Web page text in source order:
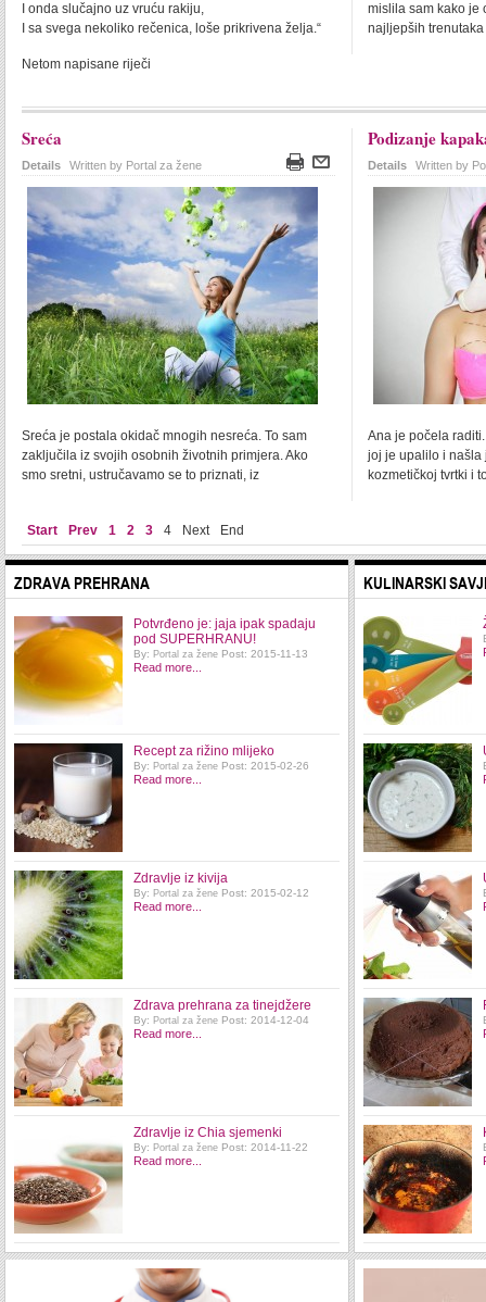
I onda slučajno uz vruću rakiju,
I sa svega nekoliko rečenica, loše prikrivena želja.“
Netom napisane riječi
mislila sam kako je
najljepših trenutaka
Sreća
Details Written by Portal za žene
Sreća je postala okidač mnogih nesreća. To sam
zaključila iz svojih osobnih životnih primjera. Ako
smo sretni, ustručavamo se to priznati, iz
Podizanje
Details Written by
Ana je počela
joj je upalilo i našla
kozmetičkoj tvrtki i
Start Prev 1 2 3 4 Next End
ZDRAVA PREHRANA
Potvrđeno je: jaja ipak spadaju
pod SUPERHRANU!
By: Portal za žene Post: 2015-11-13
Read more...
Recept za rižino mlijeko
By: Portal za žene Post: 2015-02-26
Read more...
Zdravlje iz kivija
By: Portal za žene Post: 2015-02-12
Read more...
Zdrava prehrana za tinejdžere
By: Portal za žene Post: 2014-12-04
Read more...
Zdravlje iz Chia sjemenki
By: Portal za žene Post: 2014-11-22
Read more...
KULINARSKI